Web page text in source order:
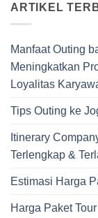
ARTIKEL
Manfaat Outing
Meningkatkan
Loyalitas
Tips Outing ke
Itinerary
Terlengkap &
Estimasi Harga
Harga Paket